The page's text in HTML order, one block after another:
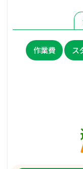
作業費 ス